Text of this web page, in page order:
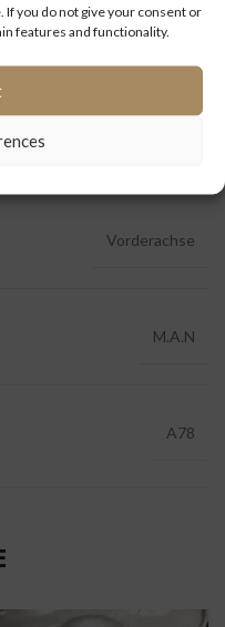
you do not give your consent or
features and functionality.
Antriebsstrang / Achsen
Vorderachse
M.A.N
A78